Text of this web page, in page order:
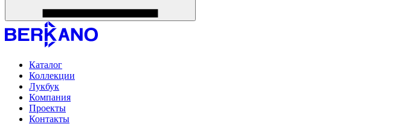
Каталог
Коллекции
Лукбук
Компания
Проекты
Контакты